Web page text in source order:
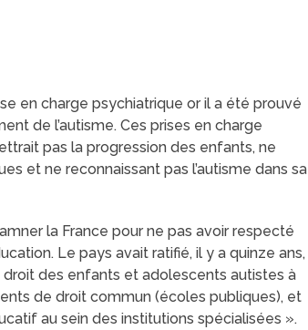
en charge psychiatrique or il a été prouvé
de l’autisme. Ces prises en charge
pas la progression des enfants, ne
et ne reconnaissant pas l’autisme dans sa
la France pour ne pas avoir respecté
Le pays avait ratifié, il y a quinze ans,
des enfants et adolescents autistes à
de droit commun (écoles publiques), et
au sein des institutions spécialisées ».